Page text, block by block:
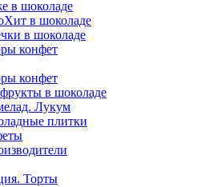
в шоколаде
в шоколаде
в шоколаде
конфет
конфет
в шоколаде
Лукум
плитки
Торты